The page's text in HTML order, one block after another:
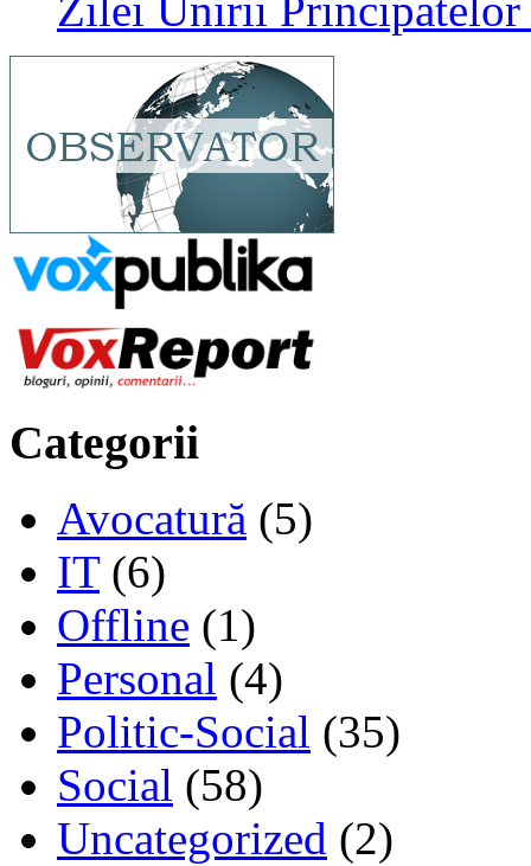
Categorii
Avocatură (5)
IT(6)
Offline (1)
Personal (4)
Politic-Social (35)
Social (58)
Uncategorized (2)